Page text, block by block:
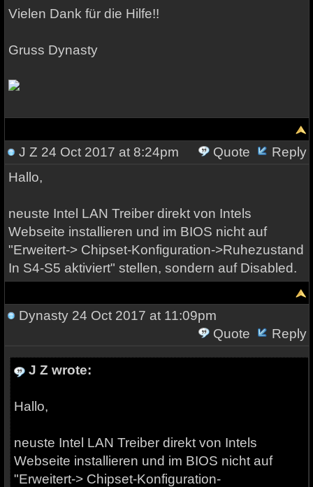
Vielen Dank für die Hilfe!!
Gruss Dynasty
J Z 24 Oct 2017 at 8:24pm Quote
Reply
Hallo,
neuste Intel LAN Treiber direkt von Intels
Webseite installieren und im BIOS nicht auf
"Erweitert-> Chipset-Konfiguration->Ruhezustand
In S4-S5 aktiviert" stellen, sondern auf Disabled.
Dynasty24 Oct 2017 at 11:09pm
Quote
Reply
J Z wrote:
Hallo,
neuste Intel LAN Treiber direkt von Intels
Webseite installieren und im BIOS nicht auf
"Erweitert-> Chipset-Konfiguration-